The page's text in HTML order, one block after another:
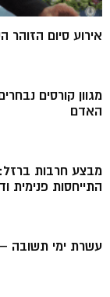
אירוע סיום
מגוון קורסים
האדם
מבצע חרבות
התייחסות פנימית
עשרת ימי תשובה